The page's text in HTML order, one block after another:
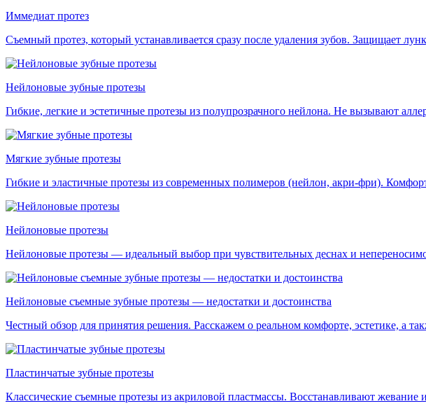
Иммедиат протез
Съемный протез, который устанавливается сразу после удаления зубов. Защищает
Нейлоновые зубные протезы
Гибкие, легкие и эстетичные протезы из полупрозрачного нейлона. Не вызывают
Мягкие зубные протезы
Гибкие и эластичные протезы из современных полимеров (нейлон, акри-фри).
Нейлоновые протезы
Нейлоновые протезы — идеальный выбор при чувствительных деснах и
Нейлоновые съемные зубные протезы — недостатки и достоинства
Честный обзор для принятия решения. Расскажем о реальном комфорте, эстетике, а
Пластинчатые зубные протезы
Классические съемные протезы из акриловой пластмассы. Восстанавливают